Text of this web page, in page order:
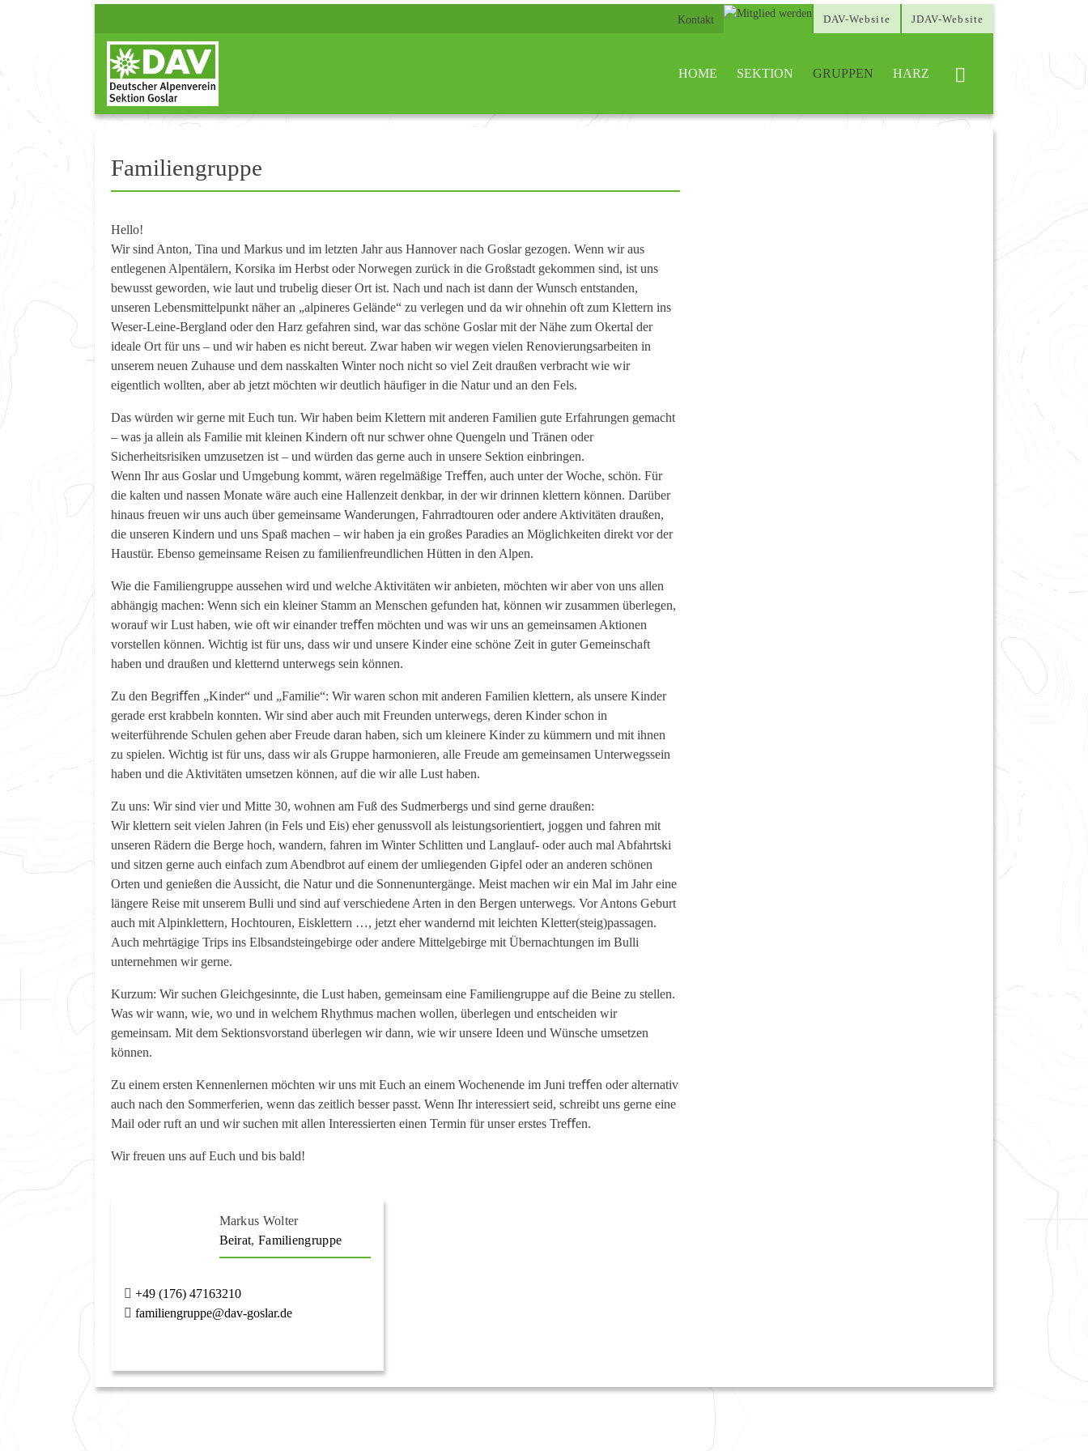
Kontakt DAV-Website JDAV-Website
HOME SEKTION GRUPPEN HARZ
Familiengruppe
Hello!
Wir sind Anton, Tina und Markus und im letzten Jahr aus Hannover nach Goslar gezogen. Wenn wir aus
entlegenen Alpentälern, Korsika im Herbst oder Norwegen zurück in die Großstadt gekommen sind, ist uns
bewusst geworden, wie laut und trubelig dieser Ort ist. Nach und nach ist dann der Wunsch entstanden,
unseren Lebensmittelpunkt näher an „alpineres Gelände“ zu verlegen und da wir ohnehin oft zum Klettern ins
Weser-Leine-Bergland oder den Harz gefahren sind, war das schöne Goslar mit der Nähe zum Okertal der
ideale Ort für uns – und wir haben es nicht bereut. Zwar haben wir wegen vielen Renovierungsarbeiten in
unserem neuen Zuhause und dem nasskalten Winter noch nicht so viel Zeit draußen verbracht wie wir
eigentlich wollten, aber ab jetzt möchten wir deutlich häufiger in die Natur und an den Fels.
Das würden wir gerne mit Euch tun. Wir haben beim Klettern mit anderen Familien gute Erfahrungen gemacht
– was ja allein als Familie mit kleinen Kindern oft nur schwer ohne Quengeln und Tränen oder
Sicherheitsrisiken umzusetzen ist – und würden das gerne auch in unsere Sektion einbringen.
Wenn Ihr aus Goslar und Umgebung kommt, wären regelmäßige Treﬀen, auch unter der Woche, schön. Für
die kalten und nassen Monate wäre auch eine Hallenzeit denkbar, in der wir drinnen klettern können. Darüber
hinaus freuen wir uns auch über gemeinsame Wanderungen, Fahrradtouren oder andere Aktivitäten draußen,
die unseren Kindern und uns Spaß machen – wir haben ja ein großes Paradies an Möglichkeiten direkt vor der
Haustür. Ebenso gemeinsame Reisen zu familienfreundlichen Hütten in den Alpen.
Wie die Familiengruppe aussehen wird und welche Aktivitäten wir anbieten, möchten wir aber von uns allen
abhängig machen: Wenn sich ein kleiner Stamm an Menschen gefunden hat, können wir zusammen überlegen,
worauf wir Lust haben, wie oft wir einander treﬀen möchten und was wir uns an gemeinsamen Aktionen
vorstellen können. Wichtig ist für uns, dass wir und unsere Kinder eine schöne Zeit in guter Gemeinschaft
haben und draußen und kletternd unterwegs sein können.
Zu den Begriﬀen „Kinder“ und „Familie“: Wir waren schon mit anderen Familien klettern, als unsere Kinder
gerade erst krabbeln konnten. Wir sind aber auch mit Freunden unterwegs, deren Kinder schon in
weiterführende Schulen gehen aber Freude daran haben, sich um kleinere Kinder zu kümmern und mit ihnen
zu spielen. Wichtig ist für uns, dass wir als Gruppe harmonieren, alle Freude am gemeinsamen Unterwegssein
haben und die Aktivitäten umsetzen können, auf die wir alle Lust haben.
Zu uns: Wir sind vier und Mitte 30, wohnen am Fuß des Sudmerbergs und sind gerne draußen:
Wir klettern seit vielen Jahren (in Fels und Eis) eher genussvoll als leistungsorientiert, joggen und fahren mit
unseren Rädern die Berge hoch, wandern, fahren im Winter Schlitten und Langlauf- oder auch mal Abfahrtski
und sitzen gerne auch einfach zum Abendbrot auf einem der umliegenden Gipfel oder an anderen schönen
Orten und genießen die Aussicht, die Natur und die Sonnenuntergänge. Meist machen wir ein Mal im Jahr eine
längere Reise mit unserem Bulli und sind auf verschiedene Arten in den Bergen unterwegs. Vor Antons Geburt
auch mit Alpinklettern, Hochtouren, Eisklettern …, jetzt eher wandernd mit leichten Kletter(steig)passagen.
Auch mehrtägige Trips ins Elbsandsteingebirge oder andere Mittelgebirge mit Übernachtungen im Bulli
unternehmen wir gerne.
Kurzum: Wir suchen Gleichgesinnte, die Lust haben, gemeinsam eine Familiengruppe auf die Beine zu stellen.
Was wir wann, wie, wo und in welchem Rhythmus machen wollen, überlegen und entscheiden wir
gemeinsam. Mit dem Sektionsvorstand überlegen wir dann, wie wir unsere Ideen und Wünsche umsetzen
können.
Zu einem ersten Kennenlernen möchten wir uns mit Euch an einem Wochenende im Juni treﬀen oder alternativ
auch nach den Sommerferien, wenn das zeitlich besser passt. Wenn Ihr interessiert seid, schreibt uns gerne eine
Mail oder ruft an und wir suchen mit allen Interessierten einen Termin für unser erstes Treﬀen.
Wir freuen uns auf Euch und bis bald!
Markus Wolter
Beirat, Familiengruppe
+49 (176) 47163210
familiengruppe@dav-goslar.de